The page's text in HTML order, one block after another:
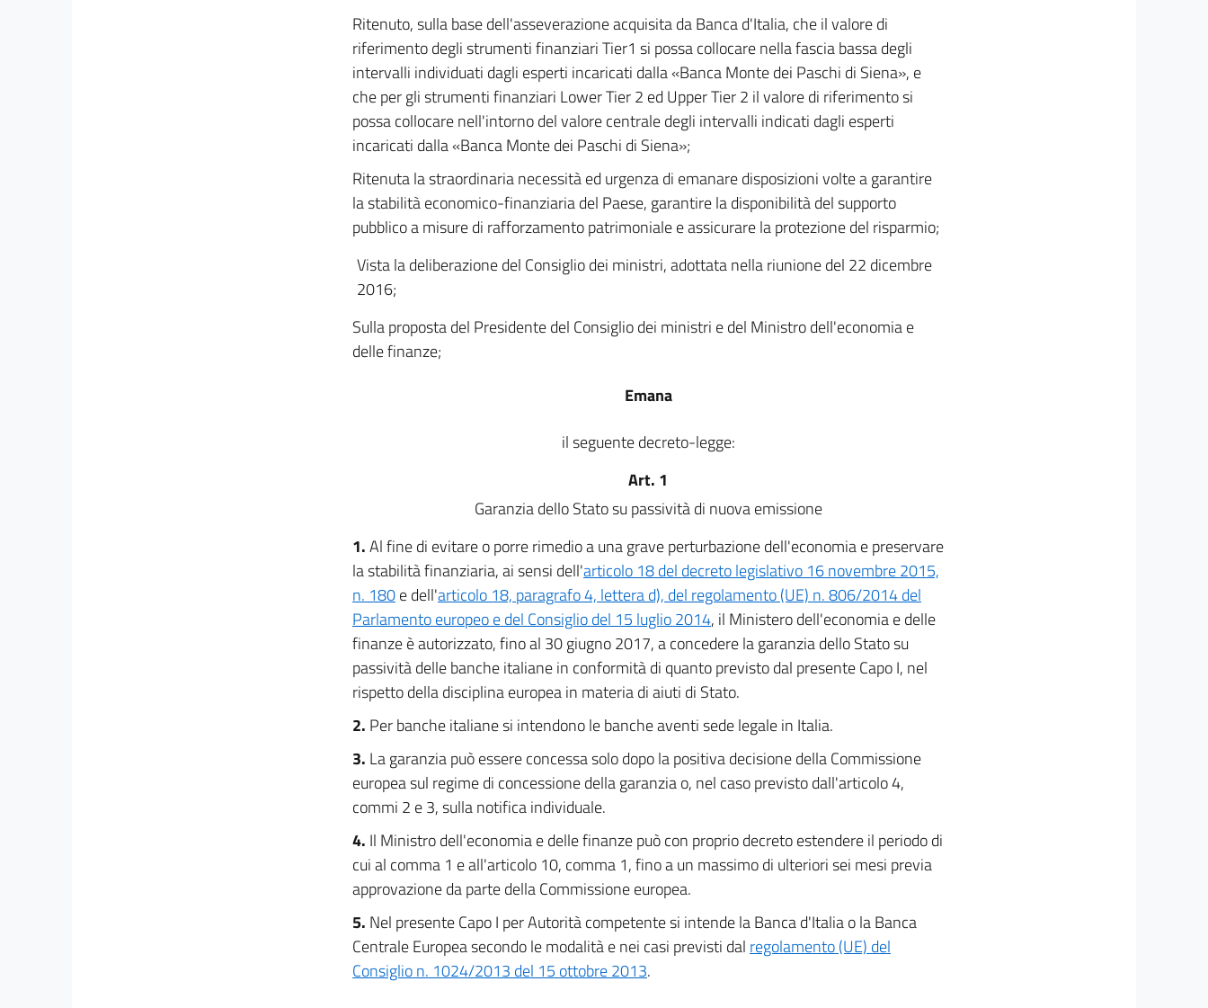
Ritenuto, sulla base dell'asseverazione acquisita da Banca d'Italia, che il valore di
riferimento degli strumenti finanziari Tier1 si possa collocare nella fascia bassa degli
intervalli individuati dagli esperti incaricati dalla «Banca Monte dei Paschi di Siena», e
che per gli strumenti finanziari Lower Tier 2 ed Upper Tier 2 il valore di riferimento si
possa collocare nell'intorno del valore centrale degli intervalli indicati dagli esperti
incaricati dalla «Banca Monte dei Paschi di Siena»;
Ritenuta la straordinaria necessità ed urgenza di emanare disposizioni volte a garantire
la stabilità economico-finanziaria del Paese, garantire la disponibilità del supporto
pubblico a misure di rafforzamento patrimoniale e assicurare la protezione del risparmio;
Vista la deliberazione del Consiglio dei ministri, adottata nella riunione del 22 dicembre
2016;
Sulla proposta del Presidente del Consiglio dei ministri e del Ministro dell'economia e
delle finanze;
Emana
il seguente decreto-legge:
Art. 1
Garanzia dello Stato su passività di nuova emissione
1.Al fine di evitare o porre rimedio a una grave perturbazione dell'economia e preservare
la stabilità finanziaria, ai sensi dell'articolo 18 del decreto legislativo 16 novembre 2015,
n. 180e dell'articolo 18, paragrafo 4, lettera d), del regolamento (UE) n. 806/2014 del
Parlamento europeo e del Consiglio del 15 luglio 2014, il Ministero dell'economia e delle
finanze è autorizzato, fino al 30 giugno 2017, a concedere la garanzia dello Stato su
passività delle banche italiane in conformità di quanto previsto dal presente Capo I, nel
rispetto della disciplina europea in materia di aiuti di Stato.
2. Per banche italiane si intendono le banche aventi sede legale in Italia.
3. La garanzia può essere concessa solo dopo la positiva decisione della Commissione
europea sul regime di concessione della garanzia o, nel caso previsto dall'articolo 4,
commi 2 e 3, sulla notifica individuale.
4. Il Ministro dell'economia e delle finanze può con proprio decreto estendere il periodo di
cui al comma 1 e all'articolo 10, comma 1, fino a un massimo di ulteriori sei mesi previa
approvazione da parte della Commissione europea.
5. Nel presente Capo I per Autorità competente si intende la Banca d'Italia o la Banca
Centrale Europea secondo le modalità e nei casi previsti dal regolamento (UE) del
Consiglio n. 1024/2013 del 15 ottobre 2013.